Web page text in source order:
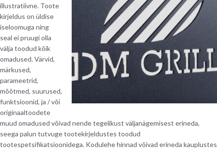
illustratiivne. Toote
kirjeldus on üldise
iseloomuga ning
seal ei pruugi olla
välja toodud kõik
omadused. Värvid,
märkused,
parameetrid,
mõõtmed, suurused,
funktsioonid, ja / või
originaaltoodete
muud omadused võivad nende tegelikust väljanägemisest erineda,
seega palun tutvuge tootekirjeldustes toodud
tootespetsifikatsioonidega. Kodulehe hinnad võivad erineda kauplustes